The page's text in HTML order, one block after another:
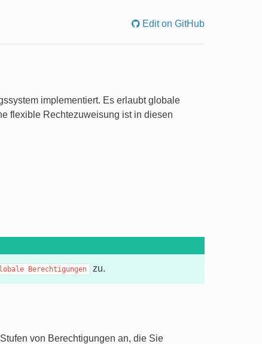
Edit on GitHub
implementiert. Es erlaubt globale
flexible Rechtezuweisung ist in diesen
Berechtigungen zu.
von Berechtigungen an, die Sie